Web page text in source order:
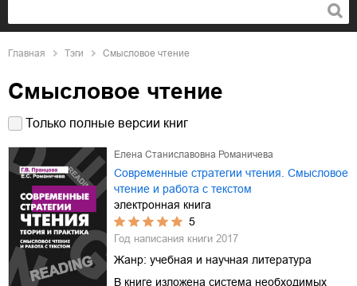
Главная Тэги Смысловое чтение
Смысловое чтение
Только полные версии книг
Елена Станиславовна Романичева
Современные стратегии чтения. Смысловое
чтение и работа с текстом
электронная книга
5
Год написания книги 2017
Жанр: учебная и научная литература
В книге изложена система необходимых